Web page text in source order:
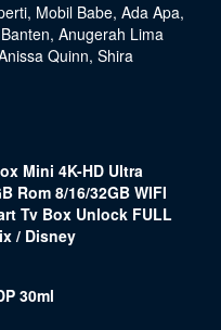
, Mobil Babe, Ada Apa,
, Anugerah Lima
Quinn, Shira
Mini 4K-HD Ultra
Rom 8/16/32GB WIFI
Tv Box Unlock FULL
/ Disney
30ml